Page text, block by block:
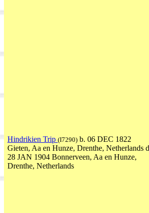
Hindrikien Trip (I7290) b. 06 DEC 1822
Gieten, Aa en Hunze, Drenthe, Netherlands
28 JAN 1904 Bonnerveen, Aa en Hunze,
Drenthe, Netherlands